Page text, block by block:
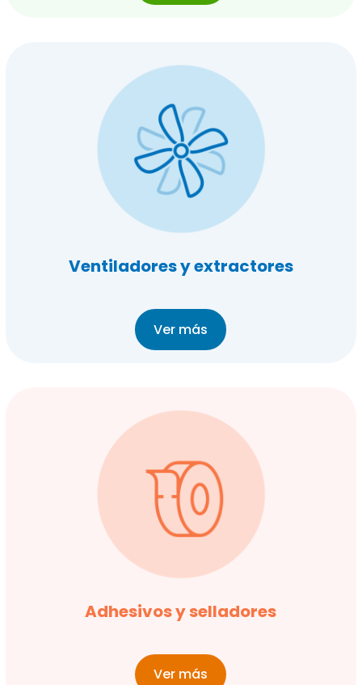
Ventiladores y extractores
Ver más
Adhesivos y selladores
Ver más